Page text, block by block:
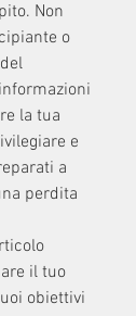
Non
o
la tua
e
a
perdita
il tuo
obiettivi